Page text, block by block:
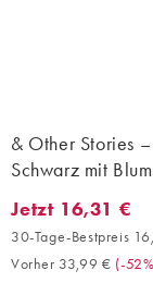
& Other Stories
Schwarz mit
Jetzt 16,31 €. 30-
Jetzt 16,31 €
30-Tage-Bestpreis
Vorher 33,99 € (-52%